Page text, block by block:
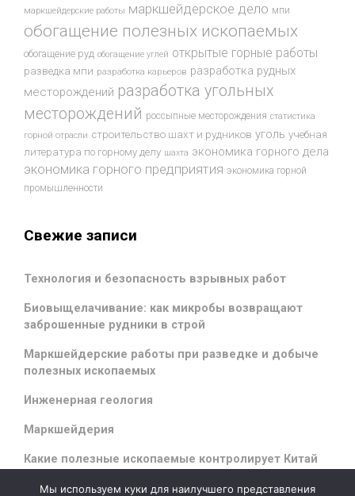
маркшейдерские работы маркшейдерское дело мпи
обогащение полезных ископаемых
обогащение руд обогащение углей открытые горные работы
разведка мпи разработка карьеров разработка рудных
месторождений разработка угольных
месторождений россыпные месторождения статистика
горной отрасли строительство шахт и рудников уголь учебная
литература по горному делу шахта экономика горного дела
экономика горного предприятия экономика горной
промышленности
Свежие записи
Технология и безопасность взрывных работ
Биовыщелачивание: как микробы возвращают
заброшенные рудники в строй
Маркшейдерские работы при разведке и добыче
полезных ископаемых
Инженерная геология
Маркшейдерия
Какие полезные ископаемые контролирует Китай
Мы используем куки для наилучшего представления